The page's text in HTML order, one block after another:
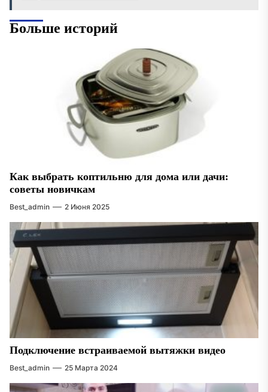
Больше историй
Как выбрать коптильню для дома или дачи:
советы новичкам
Best_admin 2 Июня 2025
Подключение встраиваемой вытяжки видео
Best_admin 25 Марта 2024